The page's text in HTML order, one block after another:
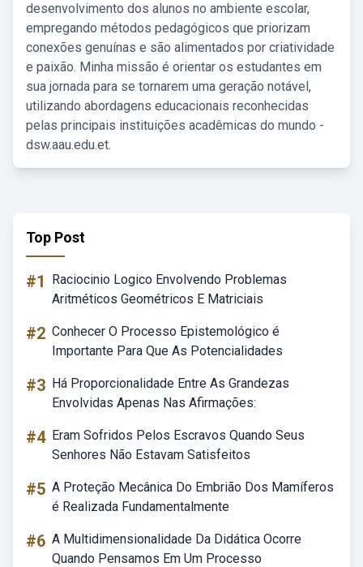
desenvolvimento dos alunos no ambiente escolar,
empregando métodos pedagógicos que priorizam
conexões genuínas e são alimentados por criatividade
e paixão. Minha missão é orientar os estudantes em
sua jornada para se tornarem uma geração notável,
utilizando abordagens educacionais reconhecidas
pelas principais instituições acadêmicas do mundo -
dsw.aau.edu.et.
Top Post
#1
Raciocinio Logico Envolvendo Problemas
Aritméticos Geométricos E Matriciais
#2 Conhecer O Processo Epistemológico é
Importante Para Que As Potencialidades
#3 Há Proporcionalidade Entre As Grandezas
Envolvidas Apenas Nas Afirmações:
#4 Eram Sofridos Pelos Escravos Quando Seus
Senhores Não Estavam Satisfeitos
#5 A Proteção Mecânica Do Embrião Dos Mamíferos
é Realizada Fundamentalmente
#6 A Multidimensionalidade Da Didática Ocorre
Quando Pensamos Em Um Processo